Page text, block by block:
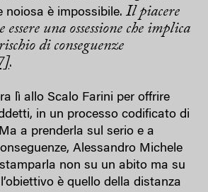
noiosa è impossibile. Il piacere
una ossessione che implica
di conseguenze
.
lì allo Scalo Farini per offrire
in un processo codificato di
a prenderla sul serio e a
Alessandro Michele
non su un abito ma su
è quello della distanza